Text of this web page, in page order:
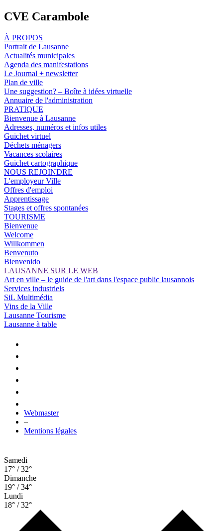
CVE Carambole
À PROPOS
Portrait de Lausanne
Actualités municipales
Agenda des manifestations
Le Journal + newsletter
Plan de ville
Une suggestion? – Boîte à idées virtuelle
Annuaire de l'administration
PRATIQUE
Bienvenue à Lausanne
Adresses, numéros et infos utiles
Guichet virtuel
Déchets ménagers
Vacances scolaires
Guichet cartographique
NOUS REJOINDRE
L'employeur Ville
Offres d'emploi
Apprentissage
Stages et offres spontanées
TOURISME
Bienvenue
Welcome
Willkommen
Benvenuto
Bienvenido
LAUSANNE SUR LE WEB
Art en ville – le guide de l'art dans l'espace public lausannois
Services industriels
SiL Multimédia
Vins de la Ville
Lausanne Tourisme
Lausanne à table
Webmaster
–
Mentions légales
Samedi
17° / 32°
Dimanche
19° / 34°
Lundi
18° / 32°